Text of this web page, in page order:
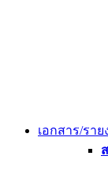
เอกสาร/ราย